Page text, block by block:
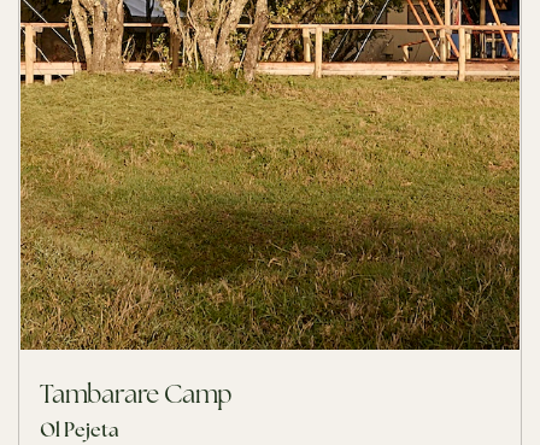
Tambarare Camp
Ol Pejeta